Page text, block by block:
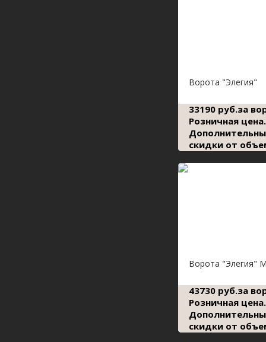
Ворота "Элегия"
33190 руб.за
Розничная цена.
скидки от
Ворота "Элегия"
43730 руб.за
Розничная цена.
скидки от